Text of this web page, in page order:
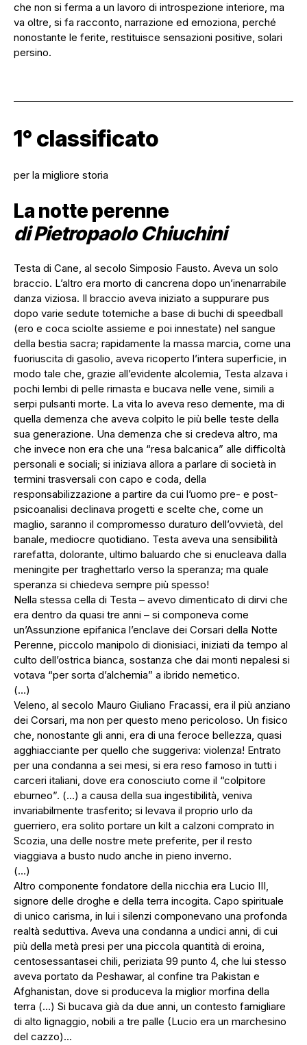
che non si ferma a un lavoro di introspezione interiore, ma
va oltre, si fa racconto, narrazione ed emoziona, perché
nonostante le ferite, restituisce sensazioni positive, solari
persino.
1° classificato
per la migliore storia
La notte perenne
di Pietropaolo Chiuchini
Testa di Cane, al secolo Simposio Fausto. Aveva un solo
braccio. L’altro era morto di cancrena dopo un’inenarrabile
danza viziosa. Il braccio aveva iniziato a suppurare pus
dopo varie sedute totemiche a base di buchi di speedball
(ero e coca sciolte assieme e poi innestate) nel sangue
della bestia sacra; rapidamente la massa marcia, come una
fuoriuscita di gasolio, aveva ricoperto l’intera superficie, in
modo tale che, grazie all’evidente alcolemia, Testa alzava i
pochi lembi di pelle rimasta e bucava nelle vene, simili a
serpi pulsanti morte. La vita lo aveva reso demente, ma di
quella demenza che aveva colpito le più belle teste della
sua generazione. Una demenza che si credeva altro, ma
che invece non era che una “resa balcanica” alle difficoltà
personali e sociali; si iniziava allora a parlare di società in
termini trasversali con capo e coda, della
responsabilizzazione a partire da cui l’uomo pre- e post-
psicoanalisi declinava progetti e scelte che, come un
maglio, saranno il compromesso duraturo dell’ovvietà, del
banale, mediocre quotidiano. Testa aveva una sensibilità
rarefatta, dolorante, ultimo baluardo che si enucleava dalla
meningite per traghettarlo verso la speranza; ma quale
speranza si chiedeva sempre più spesso!
Nella stessa cella di Testa – avevo dimenticato di dirvi che
era dentro da quasi tre anni – si componeva come
un’Assunzione epifanica l’enclave dei Corsari della Notte
Perenne, piccolo manipolo di dionisiaci, iniziati da tempo al
culto dell’ostrica bianca, sostanza che dai monti nepalesi si
votava “per sorta d’alchemia” a ibrido nemetico.
(…)
Veleno, al secolo Mauro Giuliano Fracassi, era il più anziano
dei Corsari, ma non per questo meno pericoloso. Un fisico
che, nonostante gli anni, era di una feroce bellezza, quasi
agghiacciante per quello che suggeriva: violenza! Entrato
per una condanna a sei mesi, si era reso famoso in tutti i
carceri italiani, dove era conosciuto come il “colpitore
eburneo”. (…) a causa della sua ingestibilità, veniva
invariabilmente trasferito; si levava il proprio urlo da
guerriero, era solito portare un kilt a calzoni comprato in
Scozia, una delle nostre mete preferite, per il resto
viaggiava a busto nudo anche in pieno inverno.
(…)
Altro componente fondatore della nicchia era Lucio III,
signore delle droghe e della terra incogita. Capo spirituale
di unico carisma, in lui i silenzi componevano una profonda
realtà seduttiva. Aveva una condanna a undici anni, di cui
più della metà presi per una piccola quantità di eroina,
centosessantasei chili, periziata 99 punto 4, che lui stesso
aveva portato da Peshawar, al confine tra Pakistan e
Afghanistan, dove si produceva la miglior morfina della
terra (…) Si bucava già da due anni, un contesto famigliare
di alto lignaggio, nobili a tre palle (Lucio era un marchesino
del cazzo)…